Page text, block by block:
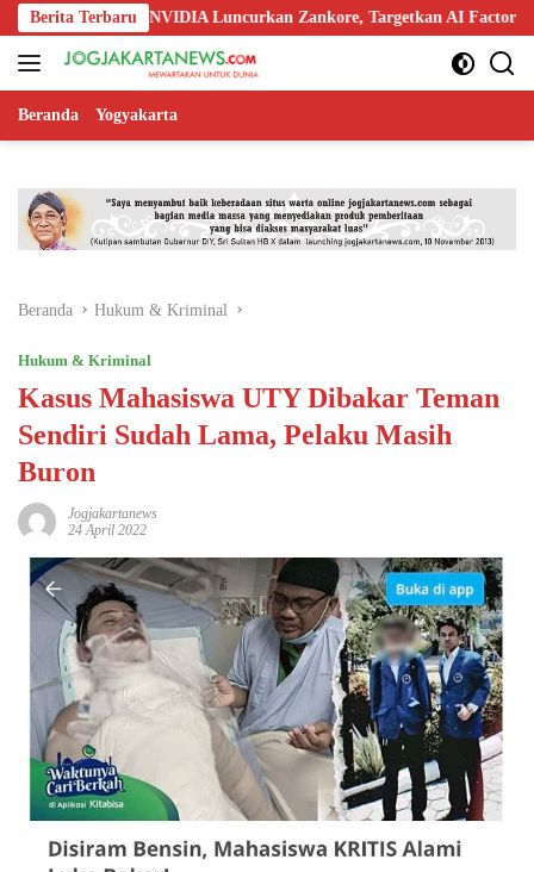
Langsung
ke
konten
Berita Terbaru
dan NVIDIA Luncurkan Zankore, Targetkan AI Factory 1 GW
Beranda Yogyakarta
Beranda Hukum & Kriminal
Hukum & Kriminal
Kasus Mahasiswa UTY Dibakar Teman
Sendiri Sudah Lama, Pelaku Masih
Buron
Jogjakartanews
24 April 2022